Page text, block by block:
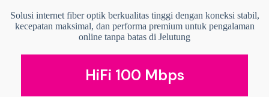
Solusi internet fiber optik berkualitas tinggi dengan koneksi stabil,
kecepatan maksimal, dan performa premium untuk pengalaman
online tanpa batas di Jelutung
HiFi 100 Mbps